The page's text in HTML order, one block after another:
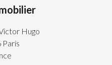
Hugo
Paris